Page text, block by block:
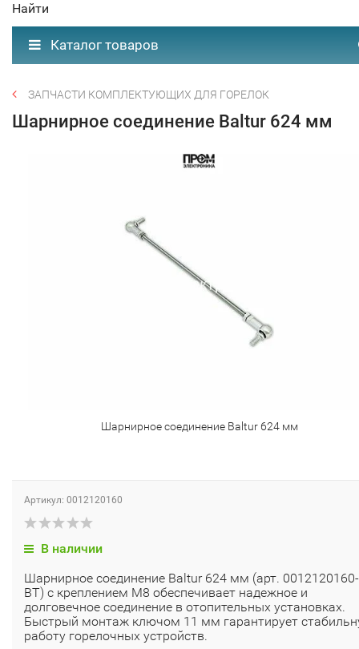
Найти
Каталог товаров
ЗАПЧАСТИ КОМПЛЕКТУЮЩИХ ДЛЯ ГОРЕЛОК
Шарнирное соединение Baltur 624 мм
Шарнирное соединение Baltur 624 мм
Артикул: 0012120160
В наличии
Шарнирное соединение Baltur 624 мм (арт. 0012120160-
BT) с креплением М8 обеспечивает надежное и
долговечное соединение в отопительных установках.
Быстрый монтаж ключом 11 мм гарантирует
работу горелочных устройств.